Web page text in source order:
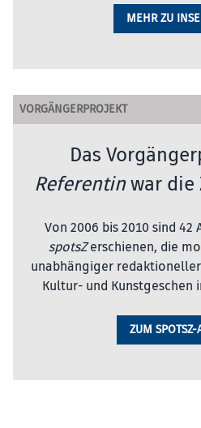
MEHR ZU
VORGÄNGERPROJEKT
Das
Referentinwar die
Von 2006 bis 2010 sind 42
spotsZerschienen, die
unabhängiger
Kultur- und Kunstgeschen
ZUM SPOTSZ-